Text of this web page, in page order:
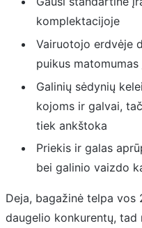
komplektacijoje
Vairuotojo erdvėje
puikus
Galinių sėdynių
kojoms ir galvai,
tiek ankštoka
Priekis ir galas
bei galinio vaizdo
Deja, bagažinė telpa vos
daugelio konkurentų,